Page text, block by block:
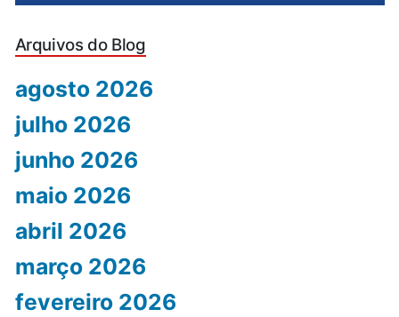
Arquivos do Blog
agosto 2026
julho 2026
junho 2026
maio 2026
abril 2026
março 2026
fevereiro 2026